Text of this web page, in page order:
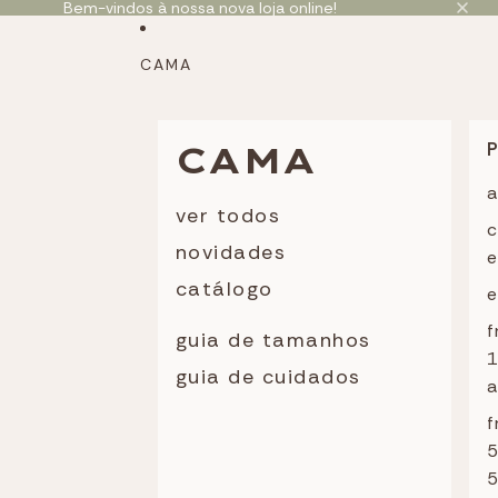
Bem-vindos à nossa nova loja online!
CAMA
CAMA
ver todos
novidades
catálogo
guia de tamanhos
guia de cuidados